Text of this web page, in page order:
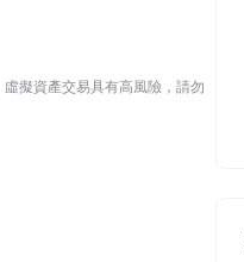
擬資產交易具有高風險，請勿